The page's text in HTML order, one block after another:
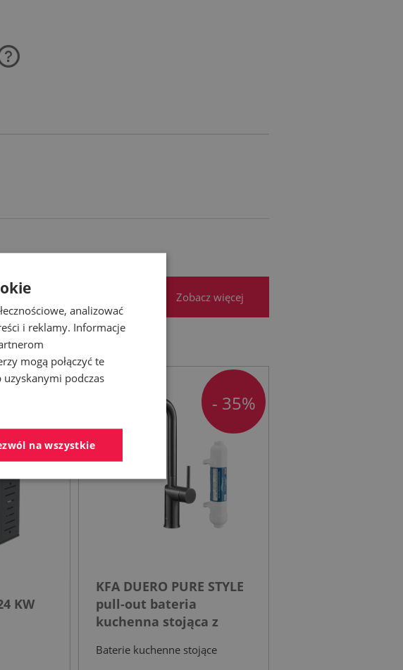
Zobacz więcej
KW
KFA DUERO PURE STYLE
pull-out bateria
kuchenna stojąca z
metal grey
Baterie kuchenne stojące
- 35%
analizować
i reklamy. Informacje
mogą połączyć te
podczas
na wszystkie